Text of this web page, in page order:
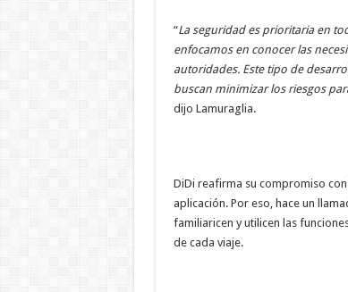
“La seguridad es prioritaria en
enfocamos en conocer las
autoridades. Este tipo de
buscan minimizar los riesgos
dijo Lamuraglia.
DiDi reafirma su compromiso
aplicación. Por eso, hace un
familiaricen y utilicen las
de cada viaje.